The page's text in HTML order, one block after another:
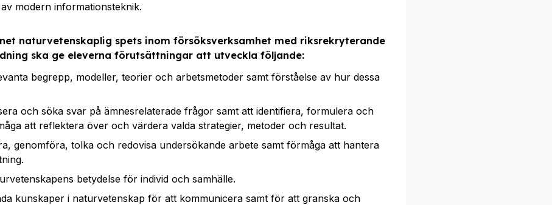
modern informationsteknik.
naturvetenskaplig spets inom försöksverksamhet med riksrekryterande
ska ge eleverna förutsättningar att utveckla följande:
begrepp, modeller, teorier och arbetsmetoder samt förståelse av hur dessa
och söka svar på ämnesrelaterade frågor samt att identifiera, formulera och
att reflektera över och värdera valda strategier, metoder och resultat.
genomföra, tolka och redovisa undersökande arbete samt förmåga att hantera
betydelse för individ och samhälle.
kunskaper i naturvetenskap för att kommunicera samt för att granska och